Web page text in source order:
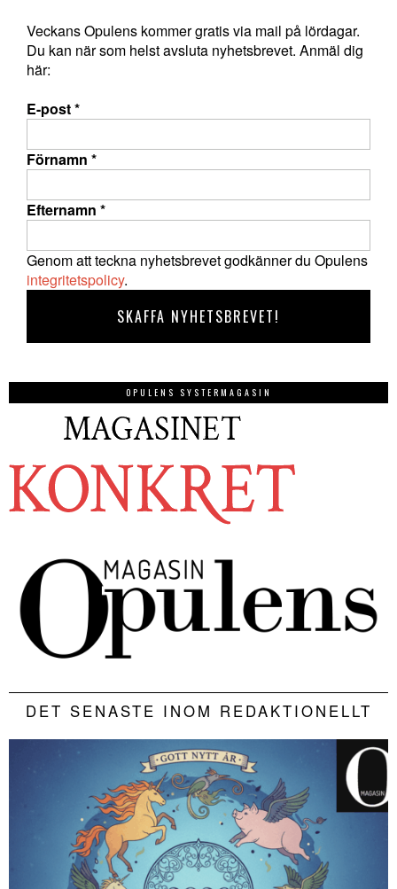
Veckans Opulens kommer gratis via mail på lördagar.
Du kan när som helst avsluta nyhetsbrevet. Anmäl dig
här:
E-post*
Förnamn *
Efternamn *
Genom att teckna nyhetsbrevet godkänner du Opulens
integritetspolicy.
OPULENS SYSTERMAGASIN
DET SENASTE INOM REDAKTIONELLT